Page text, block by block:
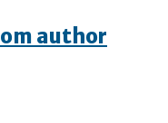
author